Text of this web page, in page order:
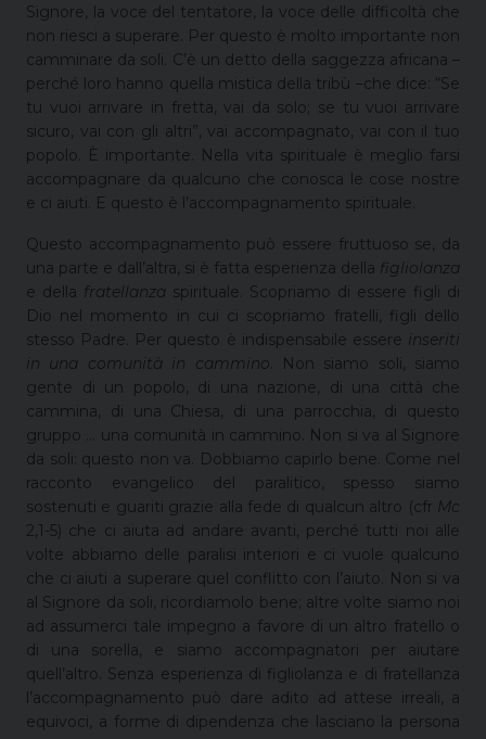
Signore, la voce del tentatore, la voce delle difficoltà che
non riesci a superare. Per questo è molto importante non
camminare da soli. C’è un detto della saggezza africana –
perché loro hanno quella mistica della tribù –che dice: “Se
tu vuoi arrivare in fretta, vai da solo; se tu vuoi arrivare
sicuro, vai con gli altri”, vai accompagnato, vai con il tuo
popolo. È importante. Nella vita spirituale è meglio farsi
accompagnare da qualcuno che conosca le cose nostre
e ci aiuti. E questo è l’accompagnamento spirituale.
Questo accompagnamento può essere fruttuoso se, da
una parte e dall’altra, si è fatta esperienza della figliolanza
e della fratellanza spirituale. Scopriamo di essere figli di
Dio nel momento in cui ci scopriamo fratelli, figli dello
stesso Padre. Per questo è indispensabile essere inseriti
in una comunità in cammino . Non siamo soli, siamo
gente di un popolo, di una nazione, di una città che
cammina, di una Chiesa, di una parrocchia, di questo
gruppo … una comunità in cammino. Non si va al Signore
da soli: questo non va. Dobbiamo capirlo bene. Come nel
racconto evangelico del paralitico, spesso siamo
sostenuti e guariti grazie alla fede di qualcun altro (cfr Mc
2,1-5) che ci aiuta ad andare avanti, perché tutti noi alle
volte abbiamo delle paralisi interiori e ci vuole qualcuno
che ci aiuti a superare quel conflitto con l’aiuto. Non si va
al Signore da soli, ricordiamolo bene; altre volte siamo noi
ad assumerci tale impegno a favore di un altro fratello o
di una sorella, e siamo accompagnatori per aiutare
quell’altro. Senza esperienza di figliolanza e di fratellanza
l’accompagnamento può dare adito ad attese irreali, a
equivoci, a forme di dipendenza che lasciano la persona